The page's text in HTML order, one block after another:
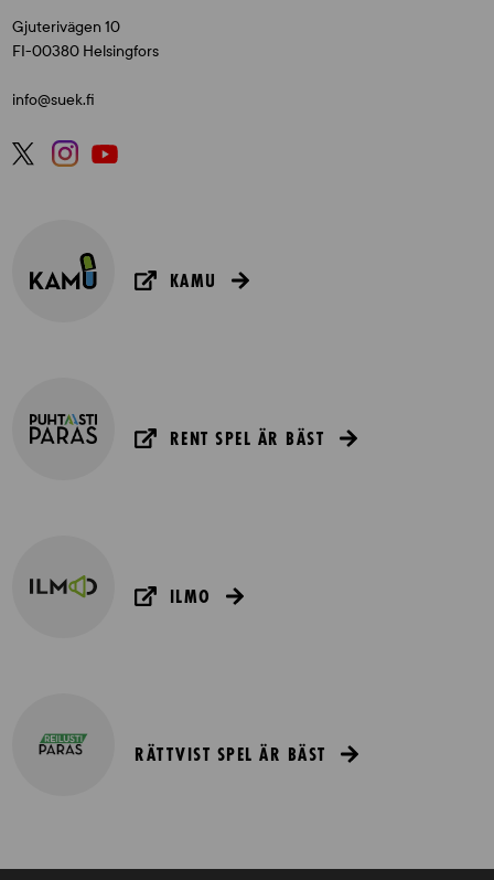
Gjuterivägen 10
FI-00380 Helsingfors
info@suek.fi
KAMU
RENT SPEL ÄR BÄST
ILMO
RÄTTVIST SPEL ÄR BÄST